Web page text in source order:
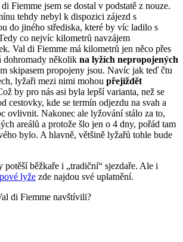
Fiemme jsem se dostal v podstatě z nouze.
tehdy nebyl k dispozici zájezd s
do jiného střediska, které by víc ladilo s
co nejvíc kilometrů navzájem
Val di Fiemme má kilometrů jen něco přes
dohromady několik na lyžích nepropojených
skipasem propojeny jsou. Navíc jak teď čtu
lyžaři mezi nimi mohou přejíždět
by pro nás asi byla lepší varianta, než se
cestovky, kde se termín odjezdu na svah a
ovlivnit. Nakonec ale lyžování stálo za to,
areálů a protože šlo jen o 4 dny, pořád tam
bylo. A hlavně, většině lyžařů tohle bude
potěší běžkaře i „tradiční“ sjezdaře. Ale i
lyže zde najdou své uplatnění.
di Fiemme navštívili?